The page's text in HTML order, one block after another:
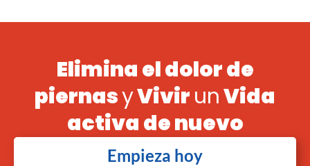
Elimina el dolor de
piernasyVivirunVida
activa de nuevo
Empieza hoy